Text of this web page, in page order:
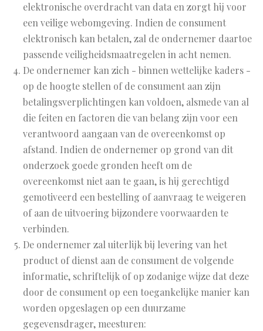
elektronische overdracht van data en zorgt hij voor
een veilige webomgeving. Indien de consument
elektronisch kan betalen, zal de ondernemer daartoe
passende veiligheidsmaatregelen in acht nemen.
De ondernemer kan zich - binnen wettelijke kaders -
op de hoogte stellen of de consument aan zijn
betalingsverplichtingen kan voldoen, alsmede van al
die feiten en factoren die van belang zijn voor een
verantwoord aangaan van de overeenkomst op
afstand. Indien de ondernemer op grond van dit
onderzoek goede gronden heeft om de
overeenkomst niet aan te gaan, is hij gerechtigd
gemotiveerd een bestelling of aanvraag te weigeren
of aan de uitvoering bijzondere voorwaarden te
verbinden.
De ondernemer zal uiterlijk bij levering van het
product of dienst aan de consument de volgende
informatie, schriftelijk of op zodanige wijze dat deze
door de consument op een toegankelijke manier kan
worden opgeslagen op een duurzame
gegevensdrager, meesturen: